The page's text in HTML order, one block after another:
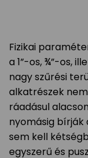
Fizikai
a 1”-os, ¾”-os,
nagy szűrési
alkatrészek
ráadásul
nyomásig
sem kell
egyszerű és